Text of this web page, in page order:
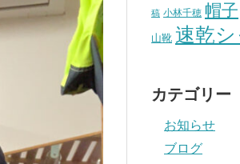
稿 小林千穂 帽子
山靴 速乾
カテゴリー
お知らせ
ブログ